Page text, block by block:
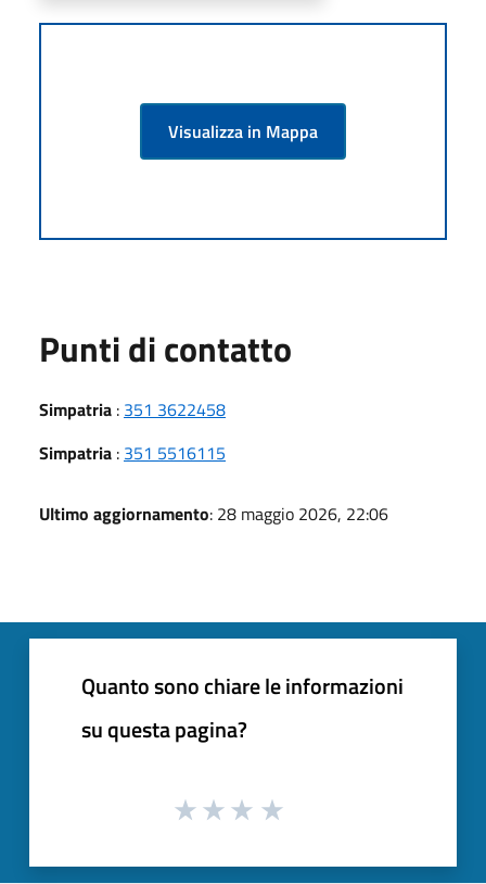
Visualizza in Mappa
Punti di contatto
Simpatria : 351 3622458
Simpatria : 351 5516115
Ultimo aggiornamento: 28 maggio 2026, 22:06
Quanto sono chiare le informazioni
su questa pagina?